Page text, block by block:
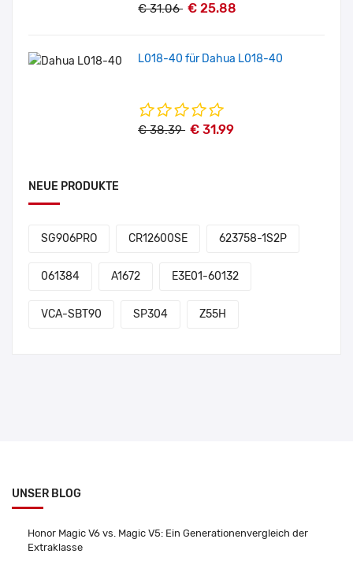
€ 31.06 € 25.88
L018-40 für Dahua L018-40
€ 38.39 € 31.99
NEUE PRODUKTE
SG906PRO CR12600SE 623758-1S2P
061384 A1672 E3E01-60132
VCA-SBT90 SP304 Z55H
UNSER BLOG
Honor Magic V6 vs. Magic V5: Ein Generationenvergleich der
Extraklasse